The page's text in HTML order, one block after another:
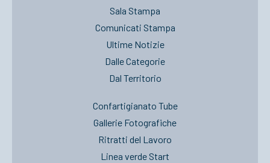
Sala Stampa
Comunicati Stampa
Ultime Notizie
Dalle Categorie
Dal Territorio
Confartigianato Tube
Gallerie Fotografiche
Ritratti del Lavoro
Linea verde Start